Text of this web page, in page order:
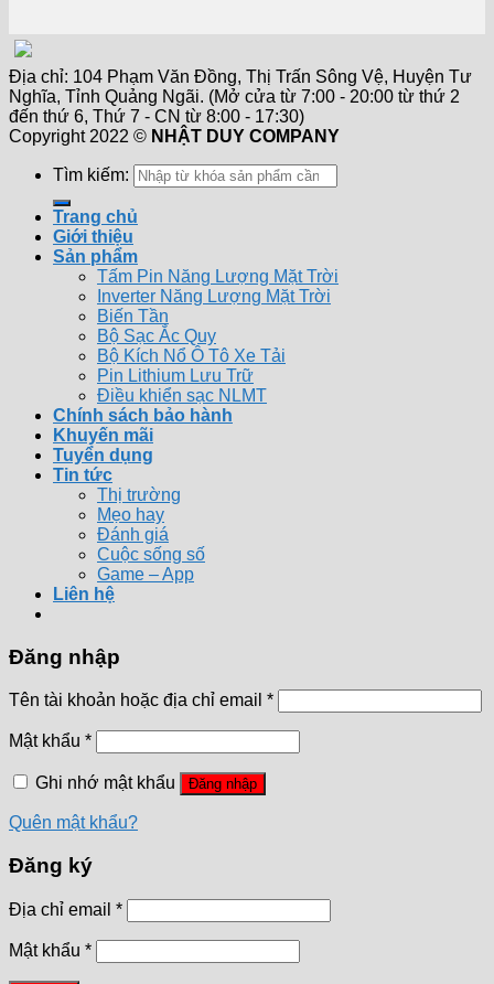
Địa chỉ: 104 Phạm Văn Đồng, Thị Trấn Sông Vệ, Huyện Tư
Nghĩa, Tỉnh Quảng Ngãi. (Mở cửa từ 7:00 - 20:00 từ thứ 2
đến thứ 6, Thứ 7 - CN từ 8:00 - 17:30)
Copyright 2022 © NHẬT DUY COMPANY
Tìm kiếm:
Trang chủ
Giới thiệu
Sản phẩm
Tấm Pin Năng Lượng Mặt Trời
Inverter Năng Lượng Mặt Trời
Biến Tần
Bộ Sạc Ắc Quy
Bộ Kích Nổ Ô Tô Xe Tải
Pin Lithium Lưu Trữ
Điều khiển sạc NLMT
Chính sách bảo hành
Khuyến mãi
Tuyển dụng
Tin tức
Thị trường
Mẹo hay
Đánh giá
Cuộc sống số
Game – App
Liên hệ
Đăng nhập
Tên tài khoản hoặc địa chỉ email *
Mật khẩu *
Ghi nhớ mật khẩu Đăng nhập
Quên mật khẩu?
Đăng ký
Địa chỉ email *
Mật khẩu *